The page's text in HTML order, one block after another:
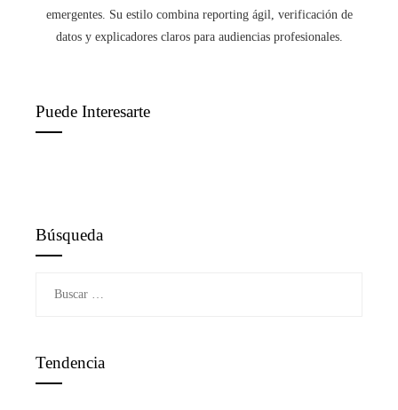
emergentes. Su estilo combina reporting ágil, verificación de
datos y explicadores claros para audiencias profesionales.
Puede Interesarte
Búsqueda
Tendencia